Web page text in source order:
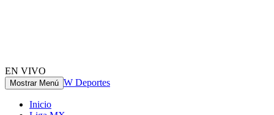
EN VIVO
Mostrar Menú W Deportes
Inicio